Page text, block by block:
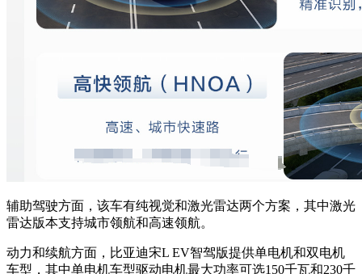
辅助驾驶方面，该车有纯视觉和激光雷达两个方案，其中激光
雷达版本支持城市领航和高速领航。
动力和续航方面，比亚迪宋L EV智驾版提供单电机和双电机
车型，其中单电机车型驱动电机最大功率可选150千瓦和230千